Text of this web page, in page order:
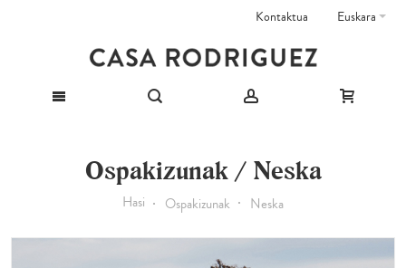
Euskara
Kontaktua
Ospakizunak / Neska
Hasi Ospakizunak Neska